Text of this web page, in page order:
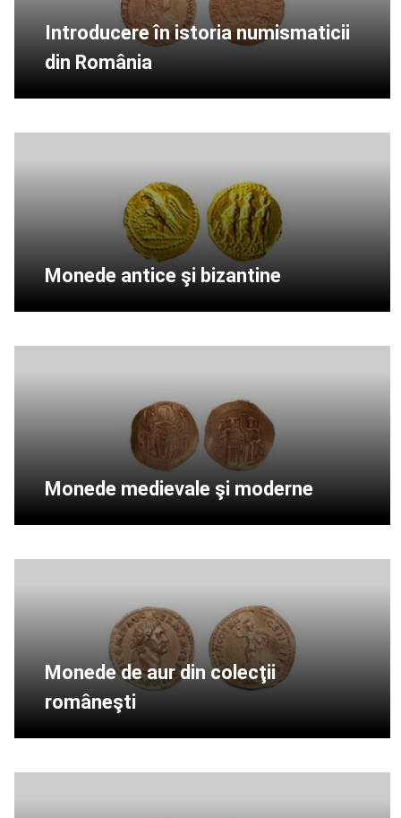
Introducere în istoria numismaticii
din România
Monede antice şi bizantine
Monede medievale şi moderne
Monede de aur din colecţii
româneşti